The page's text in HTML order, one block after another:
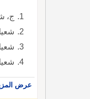
ج،
عرض